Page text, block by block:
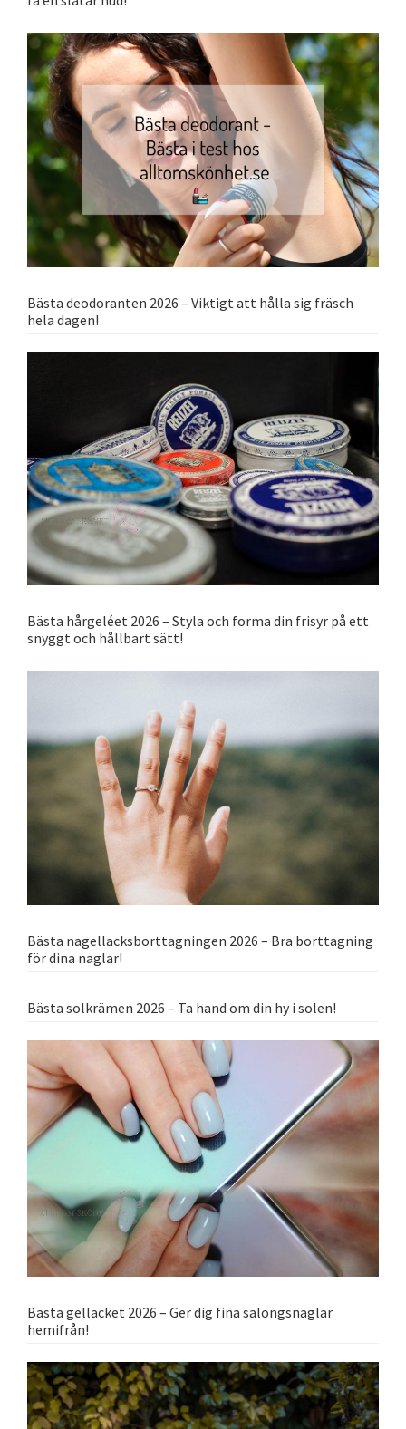
Bästa deodoranten 2026 – Viktigt att hålla sig fräsch
hela dagen!
Bästa hårgeléet 2026 – Styla och forma din frisyr på ett
snyggt och hållbart sätt!
Bästa nagellacksborttagningen 2026 – Bra borttagning
för dina naglar!
Bästa solkrämen 2026 – Ta hand om din hy i solen!
Bästa gellacket 2026 – Ger dig fina salongsnaglar
hemifrån!